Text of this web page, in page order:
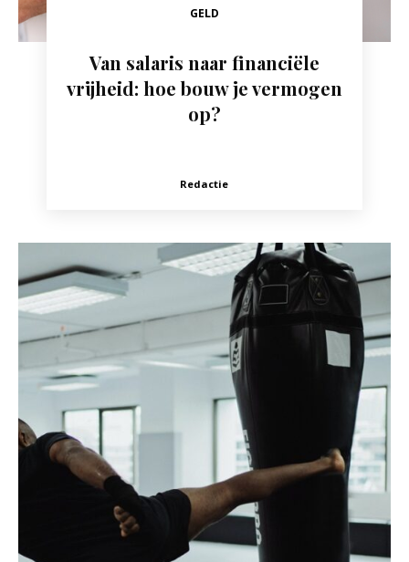
GELD
Van salaris naar financiële
vrijheid: hoe bouw je vermogen
op?
Redactie